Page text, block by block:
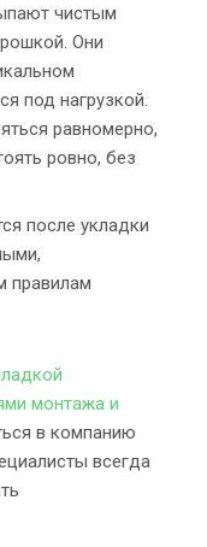
чистым
Они
под нагрузкой.
равномерно,
ровно, без
после укладки
правилам
монтажа и
в компанию
всегда